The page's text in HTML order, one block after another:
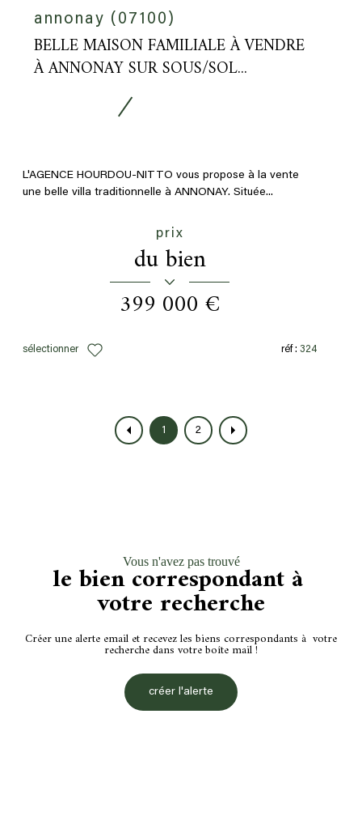
annonay (07100)
BELLE MAISON FAMILIALE À VENDRE
À ANNONAY SUR SOUS/SOL...
L'AGENCE HOURDOU-NITTO vous propose à la vente
une belle villa traditionnelle à ANNONAY. Située...
prix
du bien
399 000 €
sélectionner réf : 324
1 2
Vous n'avez pas trouvé
le bien correspondant à
votre recherche
Créer une alerte email et recevez les biens correspondants à votre
recherche dans votre boîte mail !
créer l'alerte